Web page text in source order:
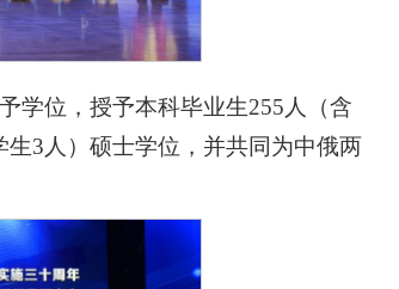
学位，授予本科毕业生255人（含
3人）硕士学位，并共同为中俄两